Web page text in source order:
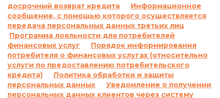
потребительском кредите:
1.1.Ответственность за просрочку
выполнения и/или невыполнение условий
договора:
По договору о предоставлении кредита по
продукту «Кредит до 26 дней»:
Согласно п. 7.5. Договора о предоставлении
кредита:
досрочный возврат кредита
Информационное
сообщение, с помощью которого осуществляется
передача персональных данных третьих лиц
Программа лояльности для потребителей
финансовых услуг
Порядок информирования
потребителя о финансовых услугах (относительно
услуги по предоставлению потребительского
кредита)
Политика обработки и защиты
персональных данных
Уведомление о получении
персональных данных клиентов через систему